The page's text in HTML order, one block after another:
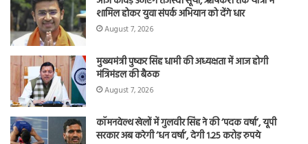
शामिल होकर युवा संपर्क अभियान को देंगे धार
August 7, 2026
मुख्यमंत्री पुष्कर सिंह धामी की अध्यक्षता में आज होगी
मंत्रिमंडल की बैठक
August 7, 2026
कॉमनवेल्थ खेलों में गुलवीर सिंह ने की ‘पदक वर्षा’, यूपी
सरकार अब करेगी ‘धन वर्षा’, देगी 1.25 करोड़ रुपये